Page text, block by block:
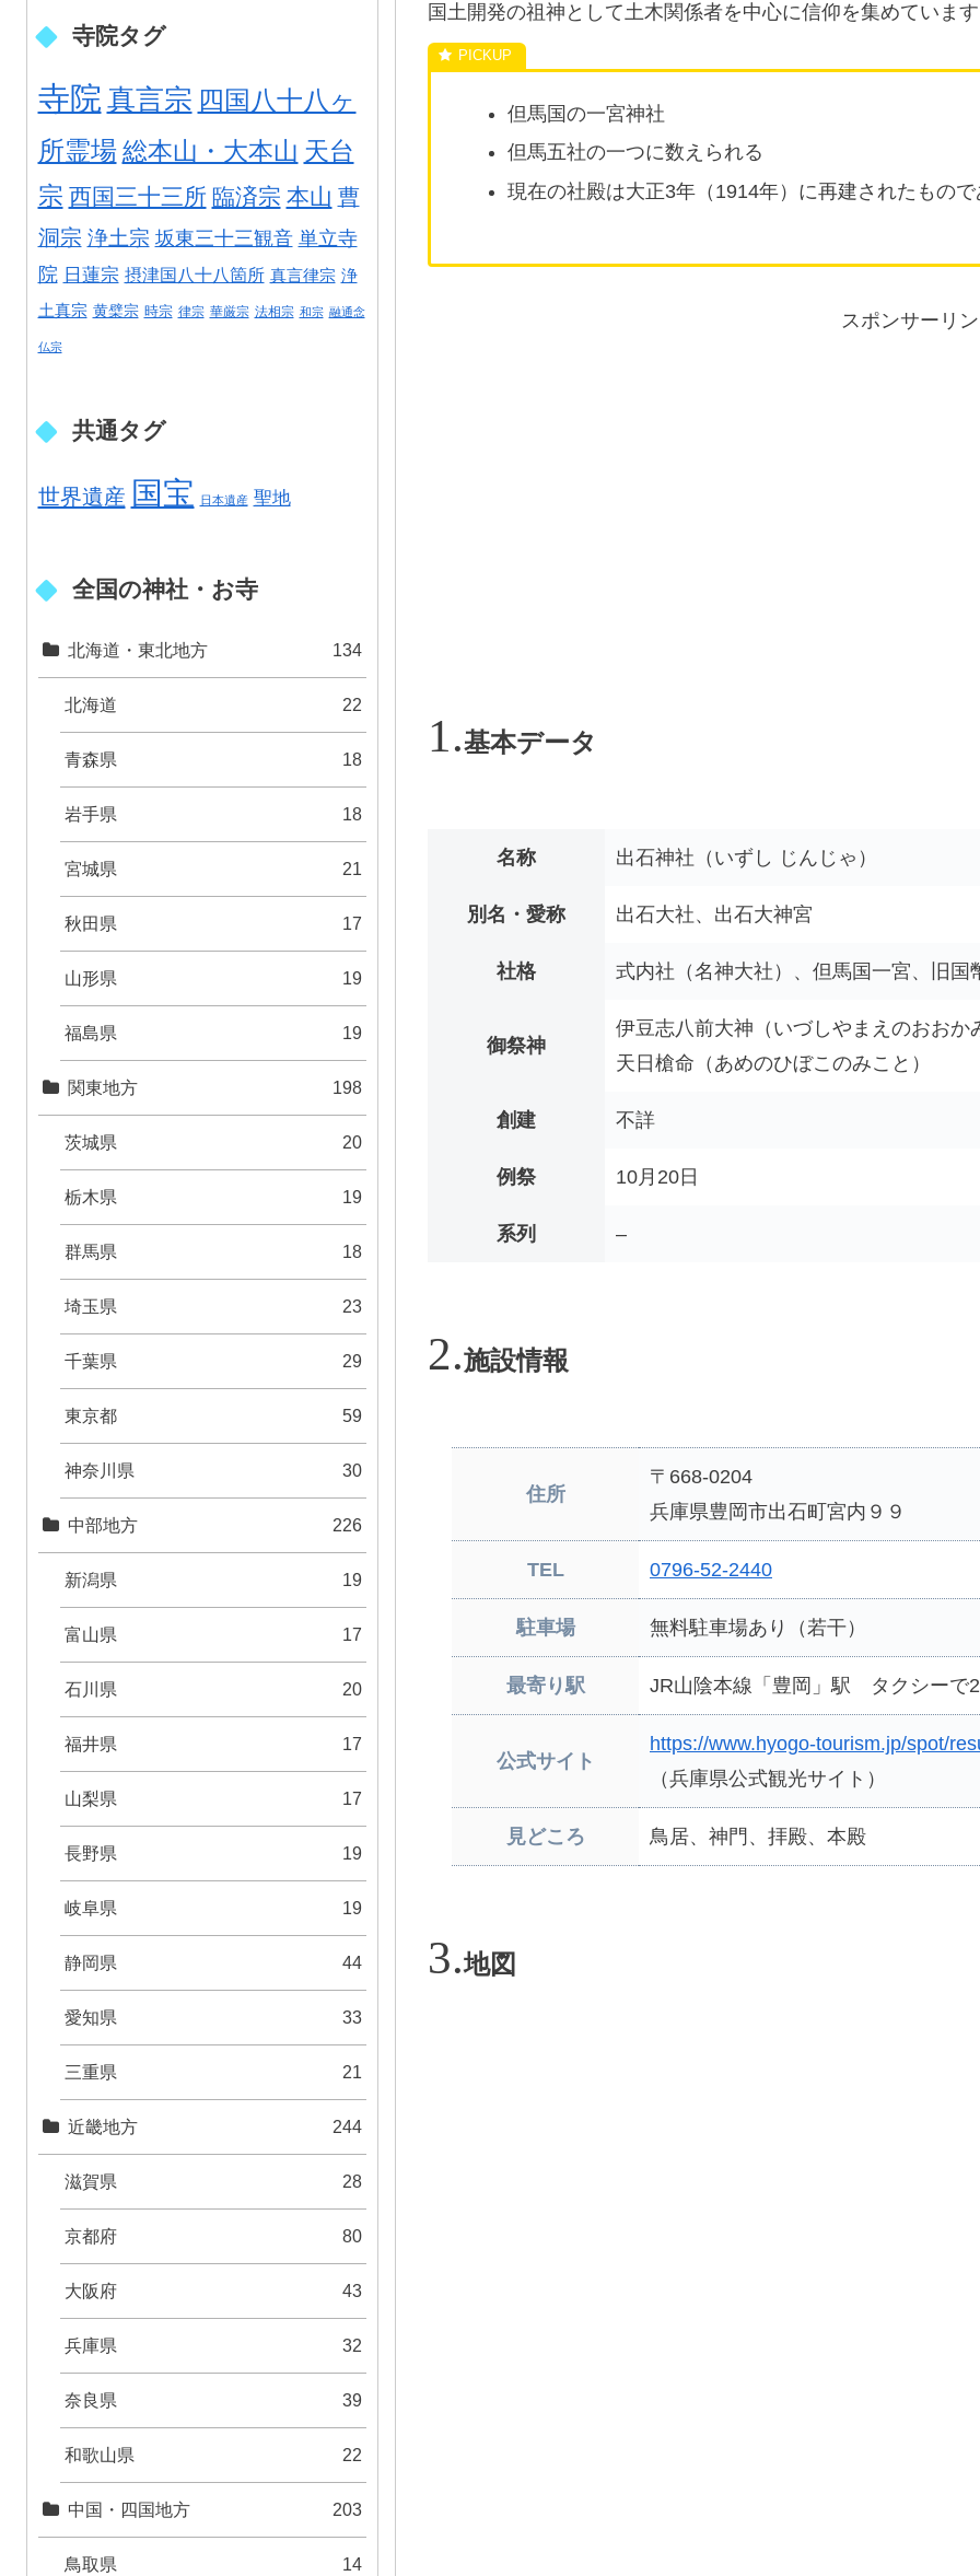
国土開発の祖神として土木関係者を中心に信仰を集めていま
但馬国の一宮神社
但馬五社の一つに数えられる
現在の社殿は大正3年（1914年）に再建されたもので
スポンサーリ
基本データ
名称 出石神社（いずし じんじゃ）
別名・愛称 出石大社、出石大神宮
社格 式内社（名神大社）、但馬国一宮、旧国
御祭神
伊豆志八前大神（いづしやまえのおおか
天日槍命（あめのひぼこのみこと）
創建 不詳
例祭 10月20日
系列 –
施設情報
住所
〒668-0204
兵庫県豊岡市出石町宮内９９
TEL 0796-52-2440
駐車場 無料駐車場あり（若干）
最寄り駅 JR山陰本線「豊岡」駅 タクシーで
公式サイト
https://www.hyogo-tourism.jp/spot/
（兵庫県公式観光サイト）
見どころ 鳥居、神門、拝殿、本殿
地図
寺院タグ
寺院 真言宗 四国八十八ヶ
所霊場 総本山・大本山 天台
宗 西国三十三所 臨済宗 本山 曹
洞宗 浄土宗 坂東三十三観音 単立寺
院 日蓮宗 摂津国八十八箇所 真言律宗 浄
土真宗 黄檗宗 時宗 律宗 華厳宗 法相宗 和宗 融通念
仏宗
共通タグ
世界遺産 国宝 日本遺産 聖地
全国の神社・お寺
北海道・東北地方 134
北海道 22
青森県 18
岩手県 18
宮城県 21
秋田県 17
山形県 19
福島県 19
関東地方 198
茨城県 20
栃木県 19
群馬県 18
埼玉県 23
千葉県 29
東京都 59
神奈川県 30
中部地方 226
新潟県 19
富山県 17
石川県 20
福井県 17
山梨県 17
長野県 19
岐阜県 19
静岡県 44
愛知県 33
三重県 21
近畿地方 244
滋賀県 28
京都府 80
大阪府 43
兵庫県 32
奈良県 39
和歌山県 22
中国・四国地方 203
鳥取県 14